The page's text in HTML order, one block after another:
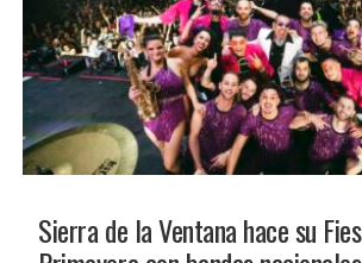
Sierra de la Ventana hace su